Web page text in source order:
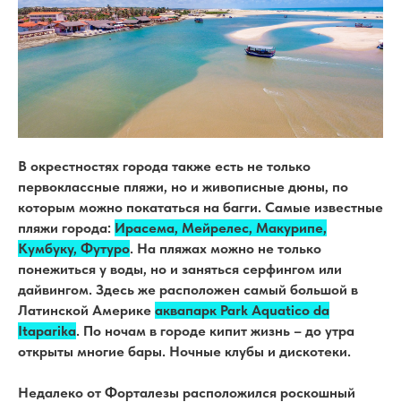
В окрестностях города также есть не только
первоклассные пляжи, но и живописные дюны, по
которым можно покататься на багги. Самые известные
пляжи города: Ирасема, Мейрелес, Макурипе,
Кумбуку, Футуро. На пляжах можно не только
понежиться у воды, но и заняться серфингом или
дайвингом. Здесь же расположен самый большой в
Латинской Америке аквапарк Park Aquatico da
Itaparika. По ночам в городе кипит жизнь – до утра
открыты многие бары. Ночные клубы и дискотеки.
Недалеко от Форталезы расположился роскошный